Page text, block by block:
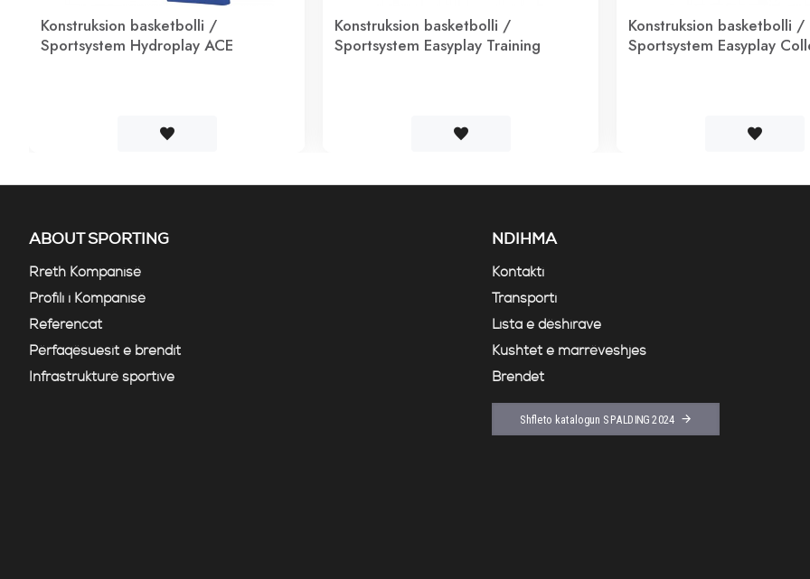
Konstruksion basketbolli /
Sportsystem Hydroplay ACE
Konstruksion basketbolli /
Sportsystem Easyplay Training
Konstruksion basketbolli /
Sportsystem Easyplay
ABOUT SPORTING
Rreth Kompanisë
Profili i Kompanisë
Referencat
Përfaqësuesit e brendit
Infrastrukturë sportive
NDIHMA
Kontakti
Transporti
Lista e dëshirave
Kushtet e marrëveshjes
Brendet
Shfleto katalogun SPALDING 2024